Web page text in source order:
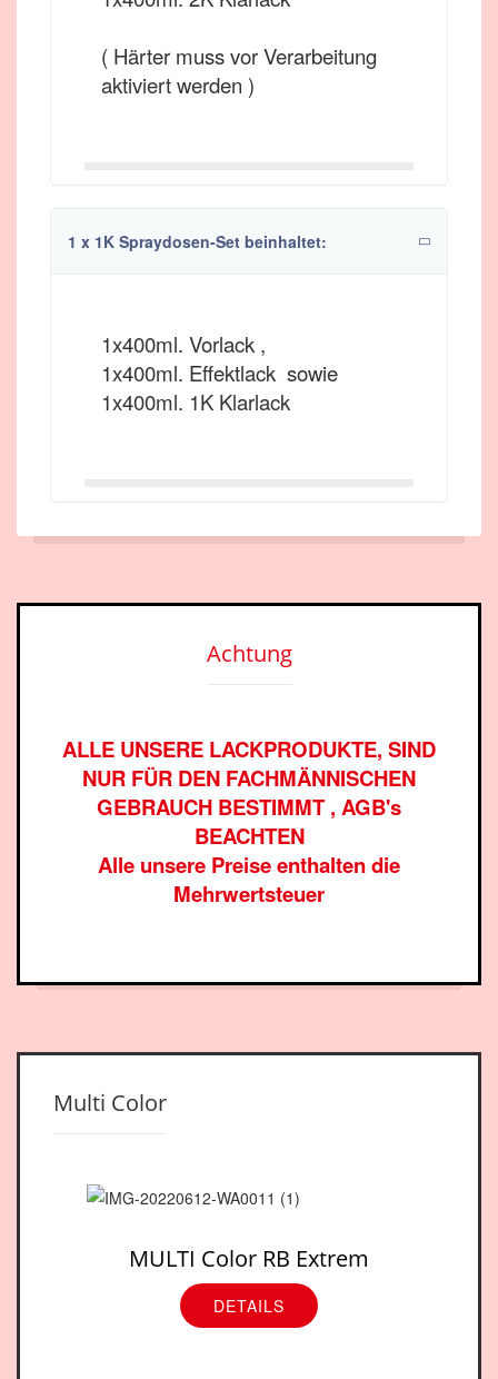
( Härter muss vor Verarbeitung
aktiviert werden )
1 x 1K Spraydosen-Set beinhaltet:
1x400ml. Vorlack ,
1x400ml. Effektlack sowie
1x400ml. 1K Klarlack
Achtung
ALLE UNSERE LACKPRODUKTE, SIND
NUR FÜR DEN FACHMÄNNISCHEN
GEBRAUCH BESTIMMT , AGB's
BEACHTEN
Alle unsere Preise enthalten die
Mehrwertsteuer
Multi Color
MULTI Color RB Extrem
DETAILS